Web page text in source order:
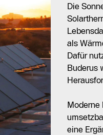
Die
als
Dafür
Buderus
Moderne
eine